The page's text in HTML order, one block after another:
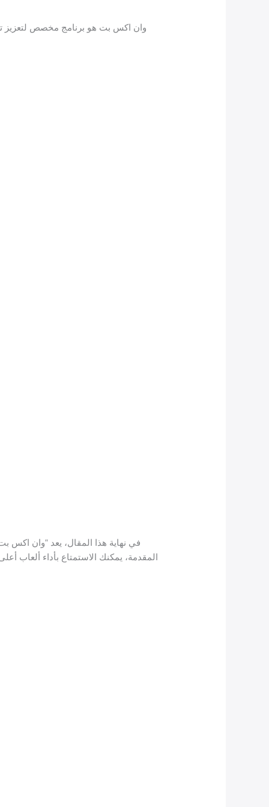
وان اكس بت هو برنامج مخصص لتعزيز
في نهاية هذا المقال، يعد “وان اكس
المقدمة، يمكنك الاستمتاع بأداء ألعاب